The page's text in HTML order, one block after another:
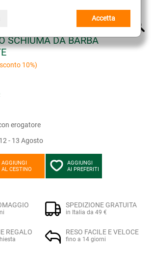
Accetta
SCHIUMA DA BARBA
10%)
erogatore
12 - 13 Agosto
AGGIUNGI
AL CESTINO
AGGIUNGI
AI PREFERITI
SPEDIZIONE GRATUITA
in Italia da 49 €
REGALO RESO FACILE E VELOCE
fino a 14 giorni